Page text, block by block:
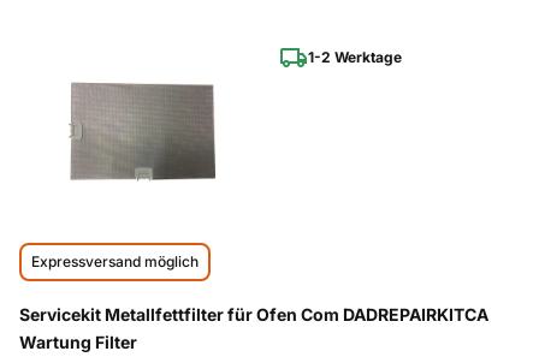
1-2 Werktage
Expressversand möglich
Servicekit Metallfettfilter für Ofen Com DADREPAIRKITCA
Wartung Filter